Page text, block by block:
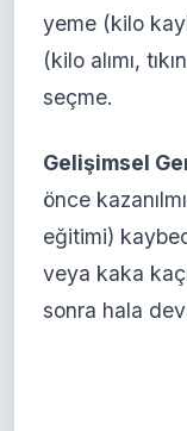
yeme (kilo
(kilo alımı,
seçme.
Gelişimsel
önce
eğitimi)
veya kaka
sonra hala